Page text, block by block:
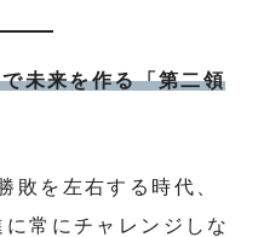
未来を作る「第二領
敗を左右する時代、
常にチャレンジしな